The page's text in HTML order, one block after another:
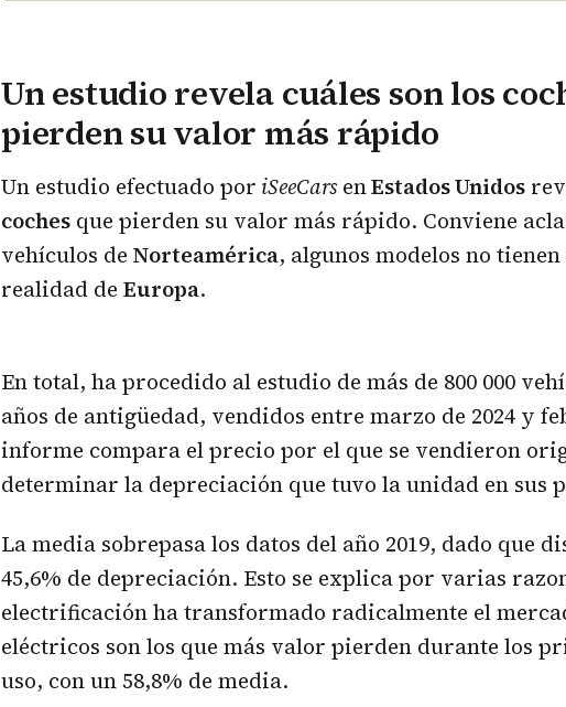
Un estudio revela cuáles son los
pierden su valor más rápido
Un estudio efectuado por iSeeCarsenEstados Unidos
coches que pierden su valor más rápido. Conviene
vehículos de Norteamérica, algunos modelos no
realidad de Europa.
En total, ha procedido al estudio de más de 800 000
años de antigüedad, vendidos entre marzo de 2024 y
informe compara el precio por el que se vendieron
determinar la depreciación que tuvo la unidad en sus
La media sobrepasa los datos del año 2019, dado que
45,6% de depreciación. Esto se explica por varias
electrificación ha transformado radicalmente el
eléctricos son los que más valor pierden durante los
uso, con un 58,8% de media.